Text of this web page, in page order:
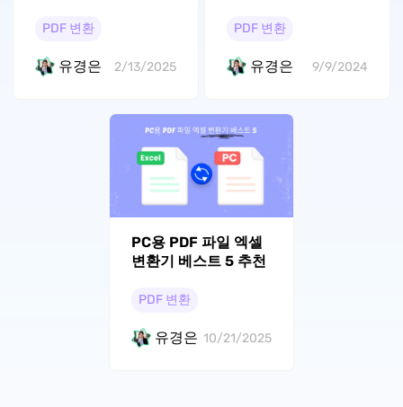
PDF 변환
유경은 2/13/2025
PDF 변환
유경은 9/9/2024
PC용 PDF 파일 엑셀
변환기 베스트 5 추천
PDF 변환
유경은 10/21/2025